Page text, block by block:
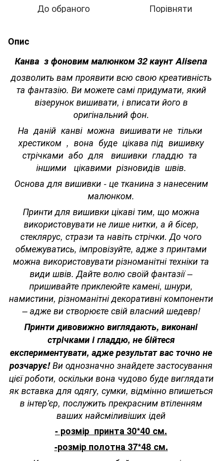
До обраного Порівняти
Опис
Канва з фоновим малюнком 32 каунт Alisena
дозволить вам проявити всю свою креативність
та фантазію. Ви можете самі придумати, який
візерунок вишивати, і вписати його в
оригінальний фон.
На даній канві можна вишивати не тільки
хрестиком , вона буде цікава під вишивку
стрічками або для вишивки гладдю та
іншими цікавими різновидів швів.
Основа для вишивки - це тканина з нанесеним
малюнком.
Принти для вишивки цікаві тим, що можна
використовувати не лише нитки, а й бісер,
стеклярус, стрази та навіть стрічки. До чого
обмежуватись, імпровізуйте, адже з принтами
можна використовувати різноманітні техніки та
види швів. Дайте волю своїй фантазії –
пришивайте приклеюйте камені, шнури,
намистини, різноманітні декоративні компоненти
– адже ви створюєте свій власний шедевр!
Принти дивовижно виглядають, виконані
стрічками і гладдю, не бійтеся
експериментувати, адже результат вас точно не
розчарує! Ви однозначно знайдете застосування
цієї роботи, оскільки вона чудово буде виглядати
як вставка для одягу, сумки, відмінно впишеться
в інтер'єр, послужить прекрасним втіленням
ваших найсміливіших ідей
- розмір принта 30*40 см.
-розмір полотна 37*48 см.